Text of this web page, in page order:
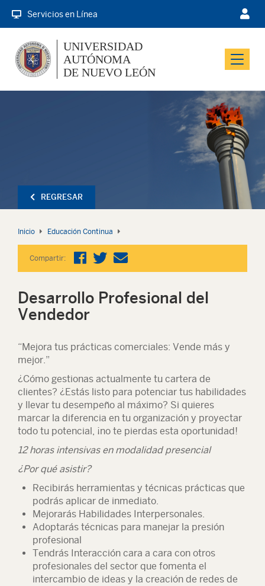
Servicios en Línea
Menu
UNIVERSIDAD
AUTÓNOMA
DE NUEVO LEÓN
REGRESAR
Inicio Educación Continua
Compartir:
Desarrollo Profesional del
Vendedor
“Mejora tus prácticas comerciales: Vende más y
mejor.”
¿Cómo gestionas actualmente tu cartera de
clientes? ¿Estás listo para potenciar tus habilidades
y llevar tu desempeño al máximo? Si quieres
marcar la diferencia en tu organización y proyectar
todo tu potencial, ¡no te pierdas esta oportunidad!
12 horas intensivas en modalidad presencial
¿Por qué asistir?
Recibirás herramientas y técnicas prácticas que
podrás aplicar de inmediato.
Mejorarás Habilidades Interpersonales.
Adoptarás técnicas para manejar la presión
profesional
Tendrás Interacción cara a cara con otros
profesionales del sector que fomenta el
intercambio de ideas y la creación de redes de